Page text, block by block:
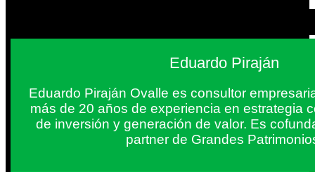
Eduardo Piraján
Eduardo Piraján Ovalle es consultor
más de 20 años de experiencia en estrategia
de inversión y generación de valor. Es
partner de Grandes